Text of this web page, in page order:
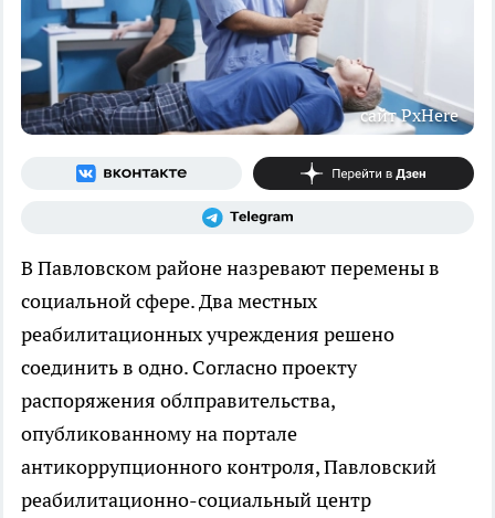
сайт PxHere
В Павловском районе назревают перемены в
социальной сфере. Два местных
реабилитационных учреждения решено
соединить в одно. Согласно проекту
распоряжения облправительства,
опубликованному на портале
антикоррупционного контроля, Павловский
реабилитационно-социальный центр